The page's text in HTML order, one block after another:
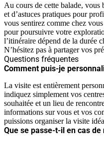
Au cours de cette balade, vous
et d’astuces pratiques pour
vous sentirez comme chez
pour poursuivre votre
l’itinéraire dépend de la durée
N’hésitez pas à partager vos
Questions fréquentes
Comment puis-je
La visite est entièrement
indiquez simplement vos
souhaitée et un lieu de
informations sur vous et vos
puissions organiser la visite
Que se passe-t-il en cas